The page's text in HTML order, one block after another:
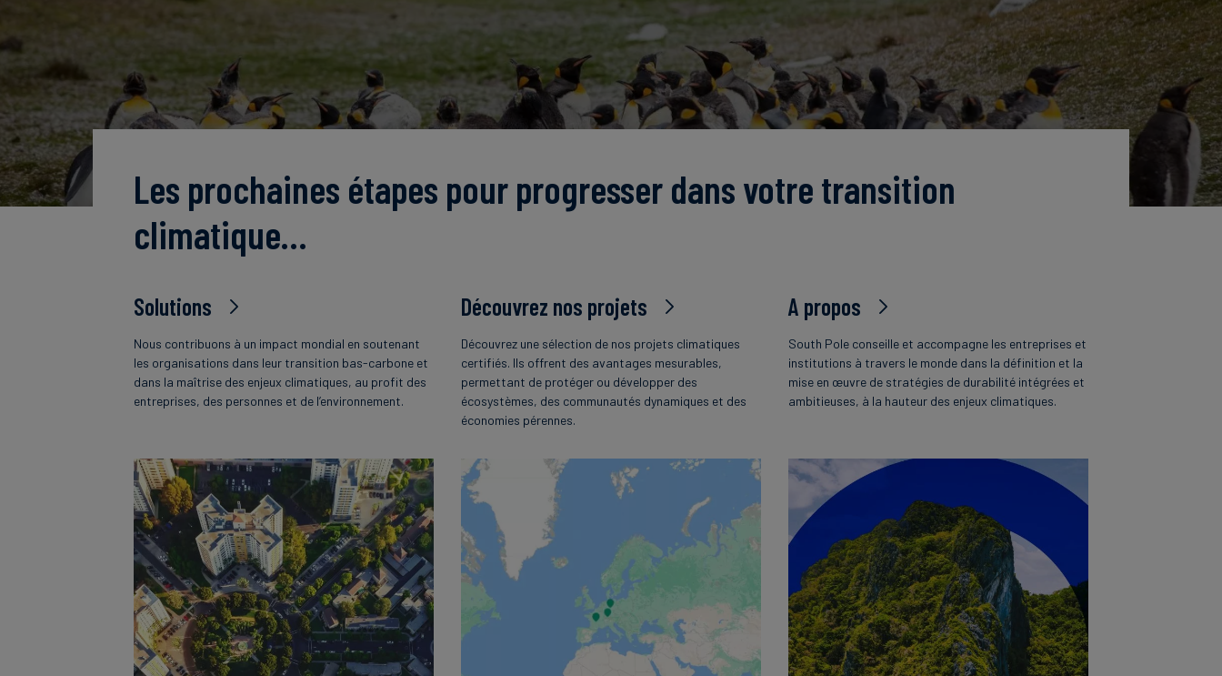
Les prochaines étapes pour progresser dans votre transition
climatique…
Solutions
Nous contribuons à un impact mondial en soutenant
les organisations dans leur transition bas-carbone et
dans la maîtrise des enjeux climatiques, au profit des
entreprises, des personnes et de l’environnement.
Découvrez nos projets
Découvrez une sélection de nos projets climatiques
certifiés. Ils offrent des avantages mesurables,
permettant de protéger ou développer des
écosystèmes, des communautés dynamiques et des
économies pérennes.
A propos
South Pole conseille et accompagne les entreprises et
institutions à travers le monde dans la définition et la
mise en œuvre de stratégies de durabilité intégrées et
ambitieuses, à la hauteur des enjeux climatiques.